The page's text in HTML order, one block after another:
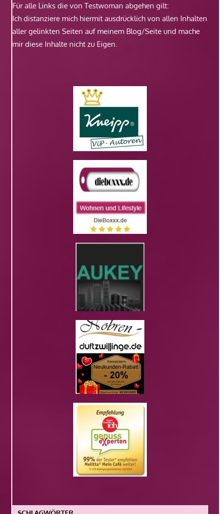
Für alle Links die von Testwoman abgehen gilt:
Ich distanziere mich hiermit ausdrücklich von allen Inhalten
aller gelinkten Seiten auf meinem Blog/Seite und mache
mir diese Inhalte nicht zu Eigen.